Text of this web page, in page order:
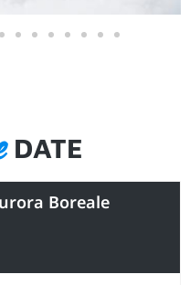
DATE
Boreale